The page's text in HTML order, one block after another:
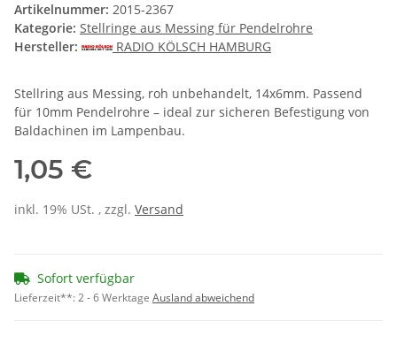
Artikelnummer: 2015-2367
Kategorie: Stellringe aus Messing für Pendelrohre
Hersteller:
RADIO KÖLSCH HAMBURG
Stellring aus Messing, roh unbehandelt, 14x6mm. Passend
für 10mm Pendelrohre – ideal zur sicheren Befestigung von
Baldachinen im Lampenbau.
1,05 €
inkl. 19% USt. , zzgl. Versand
Sofort verfügbar
Lieferzeit**:2 - 6 Werktage Ausland abweichend